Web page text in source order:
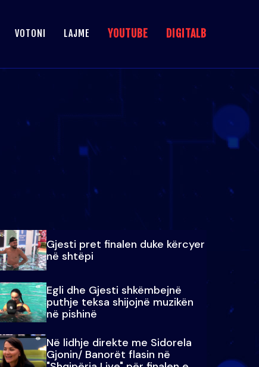
VOTONI LAJME YOUTUBE DIGITALB
Gjesti pret finalen duke kërcyer
në shtëpi
Egli dhe Gjesti shkëmbejnë
puthje teksa shijojnë muzikën
në pishinë
Në lidhje direkte me Sidorela
Gjonin/ Banorët flasin në